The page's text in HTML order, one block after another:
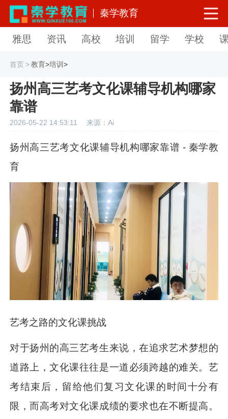
秦学教育
雅思 资讯 高校 培训 留学 学校
首页>教育>培训>
扬州高三艺考文化课辅导机构哪家
靠谱
2026-05-22 14:53:11 来源：Ai
扬州高三艺考文化课辅导机构哪家靠谱 - 秦学教
育
艺考之路的文化课挑战
对于扬州的高三艺考生来说，在追求艺术梦想的
道路上，文化课往往是一道必须跨越的难关。艺
考结束后，留给他们复习文化课的时间十分有
限，而高考对文化课成绩的要求也在不断提高。